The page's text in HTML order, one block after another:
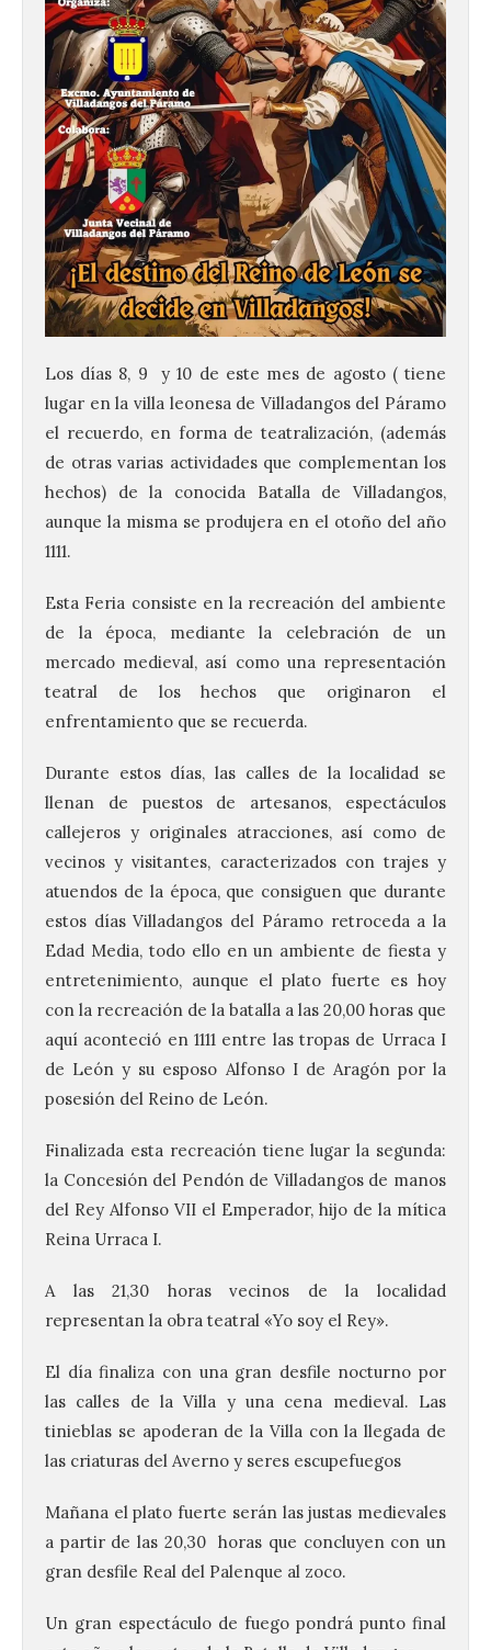
Los días 8, 9 y 10 de este mes de agosto ( tiene
lugar en la villa leonesa de Villadangos del Páramo
el recuerdo, en forma de teatralización, (además
de otras varias actividades que complementan los
hechos) de la conocida Batalla de Villadangos,
aunque la misma se produjera en el otoño del año
1111.
Esta Feria consiste en la recreación del ambiente
de la época, mediante la celebración de un
mercado medieval, así como una representación
teatral de los hechos que originaron el
enfrentamiento que se recuerda.
Durante estos días, las calles de la localidad se
llenan de puestos de artesanos, espectáculos
callejeros y originales atracciones, así como de
vecinos y visitantes, caracterizados con trajes y
atuendos de la época, que consiguen que durante
estos días Villadangos del Páramo retroceda a la
Edad Media, todo ello en un ambiente de fiesta y
entretenimiento, aunque el plato fuerte es hoy
con la recreación de la batalla a las 20,00 horas que
aquí aconteció en 1111 entre las tropas de Urraca I
de León y su esposo Alfonso I de Aragón por la
posesión del Reino de León.
Finalizada esta recreación tiene lugar la segunda:
la Concesión del Pendón de Villadangos de manos
del Rey Alfonso VII el Emperador, hijo de la mítica
Reina Urraca I.
A las 21,30 horas vecinos de la localidad
representan la obra teatral «Yo soy el Rey».
El día finaliza con una gran desfile nocturno por
las calles de la Villa y una cena medieval. Las
tinieblas se apoderan de la Villa con la llegada de
las criaturas del Averno y seres escupefuegos
Mañana el plato fuerte serán las justas medievales
a partir de las 20,30 horas que concluyen con un
gran desfile Real del Palenque al zoco.
Un gran espectáculo de fuego pondrá punto final